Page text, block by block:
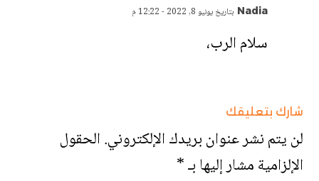
Nadia بتاريخ يونيو 8, 2022 - 12:22 م
سلام الرب،
شارك بتعليقك
لن يتم نشر عنوان بريدك الإلكتروني.الحقول
الإلزامية مشار إليها بـ*